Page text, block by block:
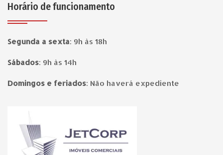
Horário de funcionamento
Segunda a sexta: 9h às 18h
Sábados: 9h às 14h
Domingos e feriados: Não haverá expediente